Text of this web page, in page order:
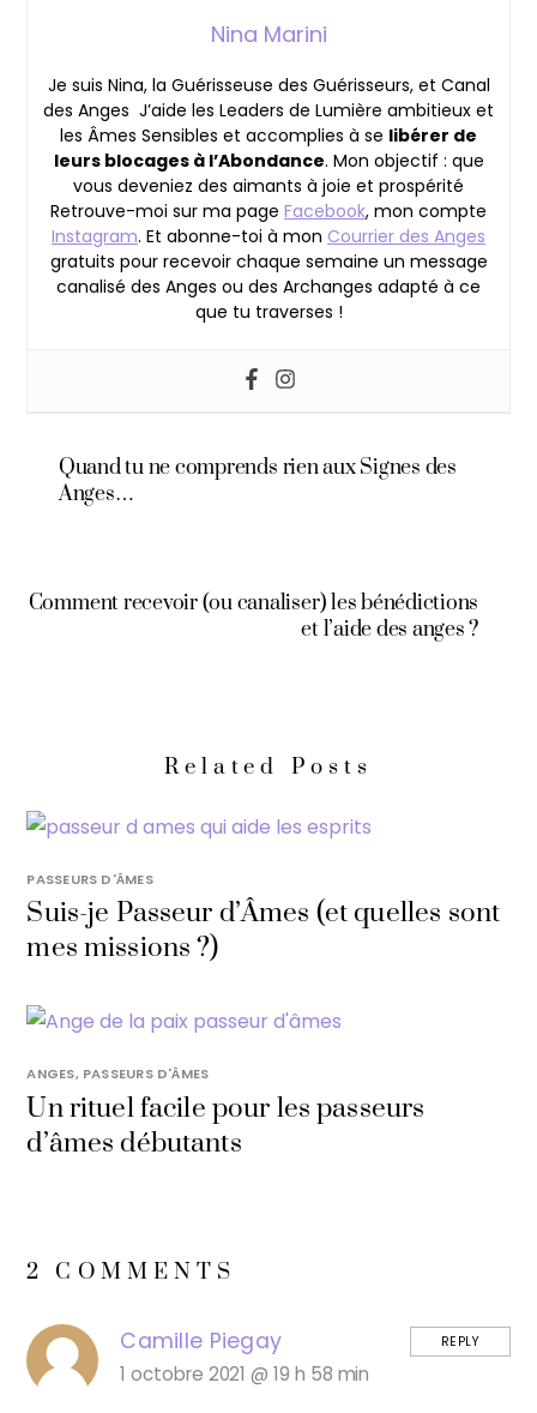
Nina Marini
Je suis Nina, la Guérisseuse des Guérisseurs, et Canal
des Anges J’aide les Leaders de Lumière ambitieux et
les Âmes Sensibles et accomplies à se libérer de
leurs blocages à l’Abondance. Mon objectif : que
vous deveniez des aimants à joie et prospérité
Retrouve-moi sur ma page Facebook, mon compte
Instagram. Et abonne-toi à mon Courrier des Anges
gratuits pour recevoir chaque semaine un message
canalisé des Anges ou des Archanges adapté à ce
que tu traverses !
Quand tu ne comprends rien aux Signes des
Anges…
Comment recevoir (ou canaliser) les bénédictions
et l’aide des anges ?
Related Posts
PASSEURS D'ÂMES
Suis-je Passeur d’Âmes (et quelles sont
mes missions ?)
ANGES, PASSEURS D'ÂMES
Un rituel facile pour les passeurs
d’âmes débutants
2 COMMENTS
Camille Piegay
1 octobre 2021 @ 19 h 58 min
REPLY